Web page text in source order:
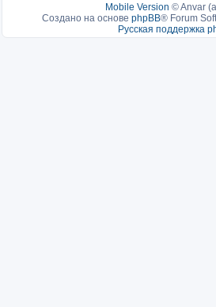
Mobile Version ©Anvar
Создано на основе phpBB® Forum
Русская поддержка